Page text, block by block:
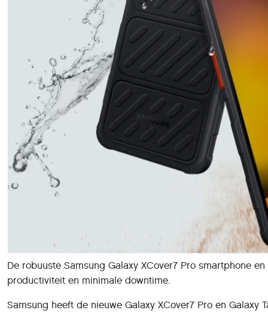
De robuuste Samsung Galaxy XCover7 Pro smartphone
productiviteit en minimale downtime.
Samsung heeft de nieuwe Galaxy XCover7 Pro en